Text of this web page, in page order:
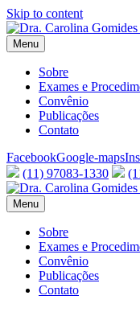
Skip to content
Menu
Sobre
Exames e
Convênio
Publicações
Contato
FacebookGoogle-maps
(11) 97083-1330
Menu
Sobre
Exames e
Convênio
Publicações
Contato